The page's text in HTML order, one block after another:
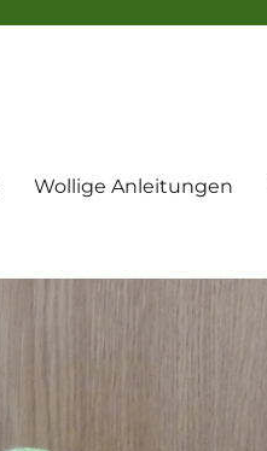
Wollige Anleitungen